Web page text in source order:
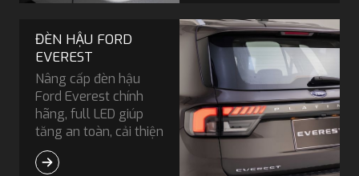
ĐÈN HẬU FORD
EVEREST
Nâng cấp đèn hậu
Ford Everest chính
hãng, full LED giúp
tăng an toàn, cải thiện
ánh sáng và nâng
tầm thẩm mỹ đuôi xe.